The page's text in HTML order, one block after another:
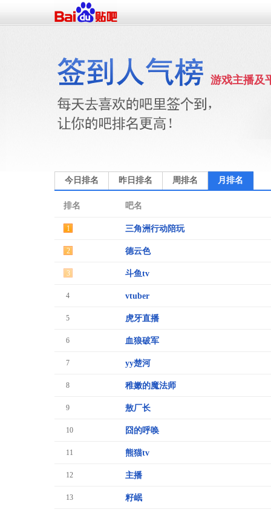
游戏主播及
今日排名 昨日排名 周排名 月排名
排名 吧名
1 三角洲行动陪玩
2 德云色
3 斗鱼tv
4 vtuber
5 虎牙直播
6 血狼破军
7 yy楚河
8 稚嫩的魔法师
9 敖厂长
10 囧的呼唤
11 熊猫tv
12 主播
13 籽岷